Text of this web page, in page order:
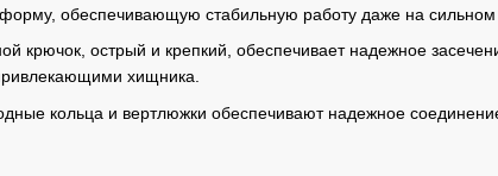
обеспечивающую стабильную работу даже на сильном
крючок, острый и крепкий, обеспечивает надежное
хищника.
кольца и вертлюжки обеспечивают надежное